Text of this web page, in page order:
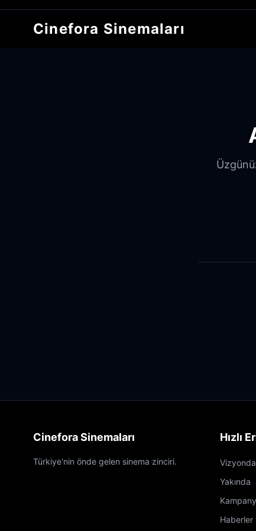
Cinefora Sinemaları
Cinefora Sinemaları
Türkiye'nin önde gelen sinema zinciri.
Hızlı
Yakında
Haberler